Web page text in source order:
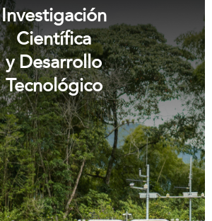
Investigación
Científica
y Desarrollo
Tecnológico